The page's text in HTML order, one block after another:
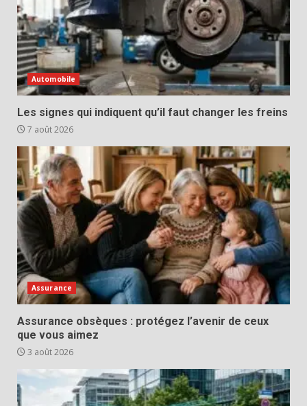
Automobile
Les signes qui indiquent qu’il faut changer les freins
7 août 2026
Assurance
Assurance obsèques : protégez l’avenir de ceux
que vous aimez
3 août 2026